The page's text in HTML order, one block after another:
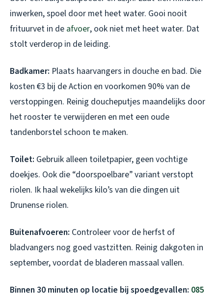
inwerken, spoel door met heet water. Gooi nooit
frituurvet in de afvoer, ook niet met heet water. Dat
stolt verderop in de leiding.
Badkamer: Plaats haarvangers in douche en bad. Die
kosten €3 bij de Action en voorkomen 90% van de
verstoppingen. Reinig doucheputjes maandelijks door
het rooster te verwijderen en met een oude
tandenborstel schoon te maken.
Toilet: Gebruik alleen toiletpapier, geen vochtige
doekjes. Ook die “doorspoelbare” variant verstopt
riolen. Ik haal wekelijks kilo’s van die dingen uit
Drunense riolen.
Buitenafvoeren: Controleer voor de herfst of
bladvangers nog goed vastzitten. Reinig dakgoten in
september, voordat de bladeren massaal vallen.
Binnen 30 minuten op locatie bij spoedgevallen: 085